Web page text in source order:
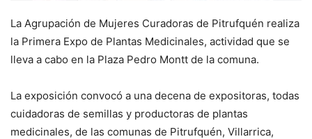
La Agrupación de Mujeres Curadoras de Pitrufquén realiza
la Primera Expo de Plantas Medicinales, actividad que se
lleva a cabo en la Plaza Pedro Montt de la comuna.
La exposición convocó a una decena de expositoras, todas
cuidadoras de semillas y productoras de plantas
medicinales, de las comunas de Pitrufquén, Villarrica,